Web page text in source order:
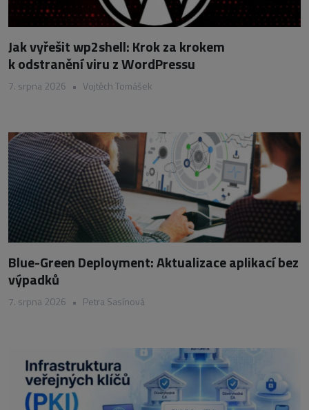
Jak vyřešit wp2shell: Krok za krokem
k odstranění viru z WordPressu
7. srpna 2026 • Vojtěch Tomášek
Blue-Green Deployment: Aktualizace aplikací bez
výpadků
7. srpna 2026 • Petra Sasínová